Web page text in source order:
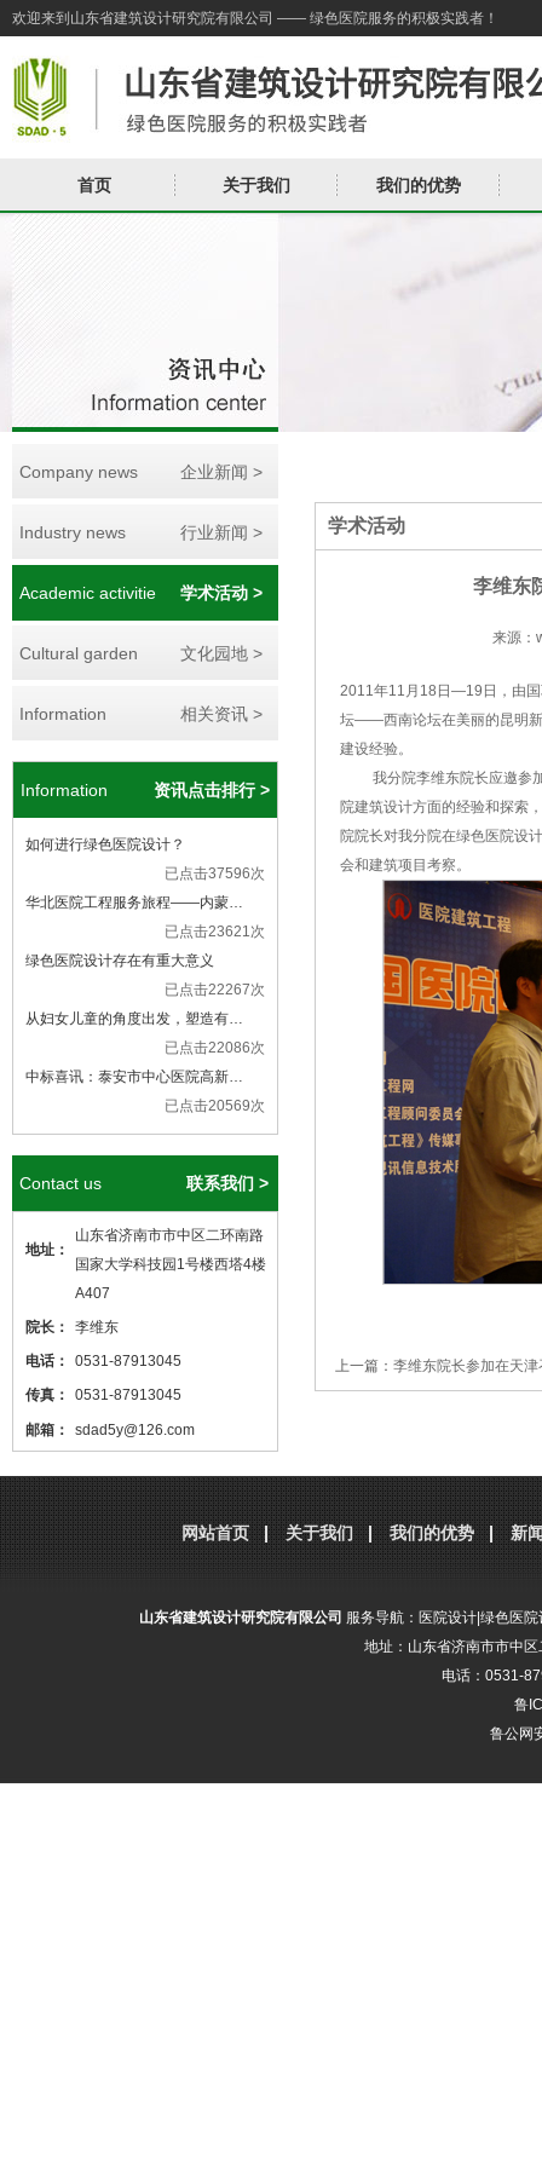
欢迎来到山东省建筑设计研究院有限公司 —— 绿色医院服务的积极实践者！
首页 关于我们 我们的优势
企业新闻 >
Company news
行业新闻 >
Industry news
学术活动 >
Academic activitie
文化园地 >
Cultural garden
相关资讯 >
Information
Information 资讯点击排行 >
如何进行绿色医院设计？
已点击37596次
华北医院工程服务旅程——内蒙…
已点击23621次
绿色医院设计存在有重大意义
已点击22267次
从妇女儿童的角度出发，塑造有…
已点击22086次
中标喜讯：泰安市中心医院高新…
已点击20569次
Contact us 联系我们 >
地址：
山东省济南市市中区二环南路
国家大学科技园1号楼西塔4楼
A407
院长：
李维东
电话：
0531-87913045
传真：
0531-87913045
邮箱：
sdad5y@126.com
设计 ，本站网址
http://www.sdjzsj5y.com
，转载请标明出处！
学术活动
李维东
来源：
2011年11月18日—19日，由国
坛——西南论坛在美丽的昆明新
建设经验。
我分院李维东院长应邀参加
院建筑设计方面的经验和探索
院院长对我分院在绿色医院设
会和建筑项目考察。
分享到：腾讯微博新浪微博微信
上一篇： 李维东院长参加在天
网站首页 关于我们 我们的优势 新
山东省建筑设计研究院有限公司 服务导航： 医院设计 绿色医院
地址：山东省济南市市中
电话：0531-
鲁
鲁公网